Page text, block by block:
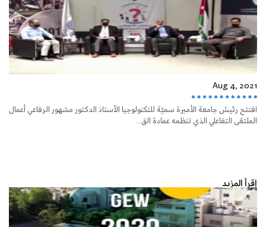
Aug 4, 2021
افتتح رئيسُ جامعة الأميرة سميّة للتكنولوجيا الأستاذ الدكتور مشهور الرفاعي أعمال
الملتقى التفاعلي الذي تنظمه عمادة الق...
إقرأ المزيد